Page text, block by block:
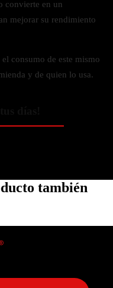
convierte en un
mejorar su rendimiento
consumo de este mismo
y de quien lo usa.
también